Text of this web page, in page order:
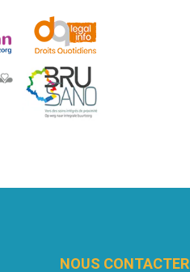
NOUS CONTACTER